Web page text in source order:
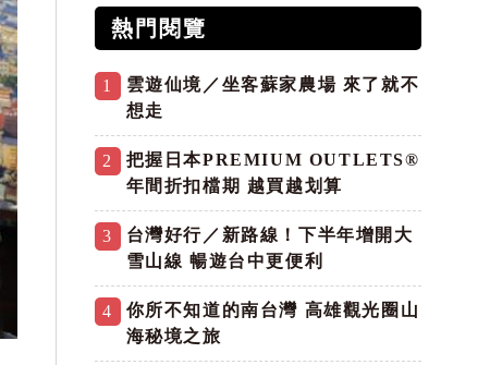
熱門閱覽
1
雲遊仙境／坐客蘇家農場 來了就不
想走
2
把握日本PREMIUM OUTLETS®
年間折扣檔期 越買越划算
3
台灣好行／新路線！下半年增開大
雪山線 暢遊台中更便利
4
你所不知道的南台灣 高雄觀光圈山
海秘境之旅